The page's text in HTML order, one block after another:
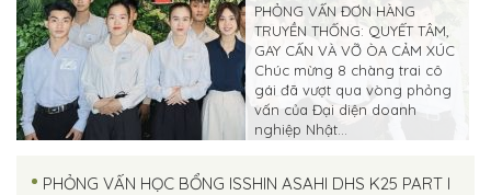
PHỎNG VẤN ĐƠN HÀNG
TRUYỀN THỐNG: QUYẾT TÂM,
GAY CẤN VÀ VỠ ÒA CẢM XÚC
Chúc mừng 8 chàng trai cô
gái đã vượt qua vòng phỏng
vấn của Đại diện doanh
nghiệp Nhật...
PHỎNG VẤN HỌC BỔNG ISSHIN ASAHI DHS K25 PART I